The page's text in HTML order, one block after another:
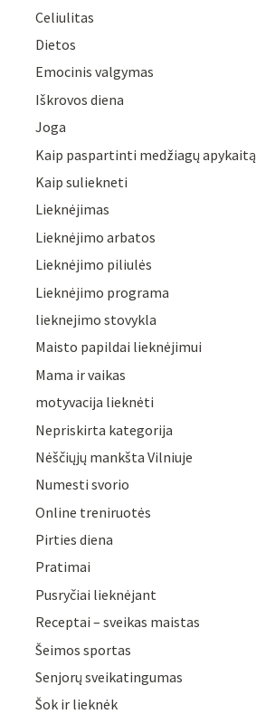
Celiulitas
Dietos
Emocinis valgymas
Iškrovos diena
Joga
Kaip paspartinti medžiagų apykaitą
Kaip suliekneti
Lieknėjimas
Lieknėjimo arbatos
Lieknėjimo piliulės
Lieknėjimo programa
lieknejimo stovykla
Maisto papildai lieknėjimui
Mama ir vaikas
motyvacija lieknėti
Nepriskirta kategorija
Nėščiųjų mankšta Vilniuje
Numesti svorio
Online treniruotės
Pirties diena
Pratimai
Pusryčiai lieknėjant
Receptai – sveikas maistas
Šeimos sportas
Senjorų sveikatingumas
Šok ir lieknėk